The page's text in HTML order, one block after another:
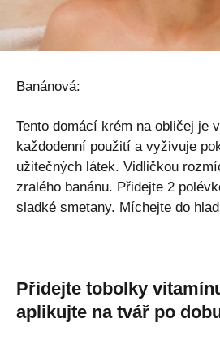
Banánová:
Tento domácí krém na obličej je
každodenní použití a vyživuje
užitečných látek. Vidličkou
zralého banánu. Přidejte 2
sladké smetany. Míchejte do
Přidejte tobolky
aplikujte na tvář po